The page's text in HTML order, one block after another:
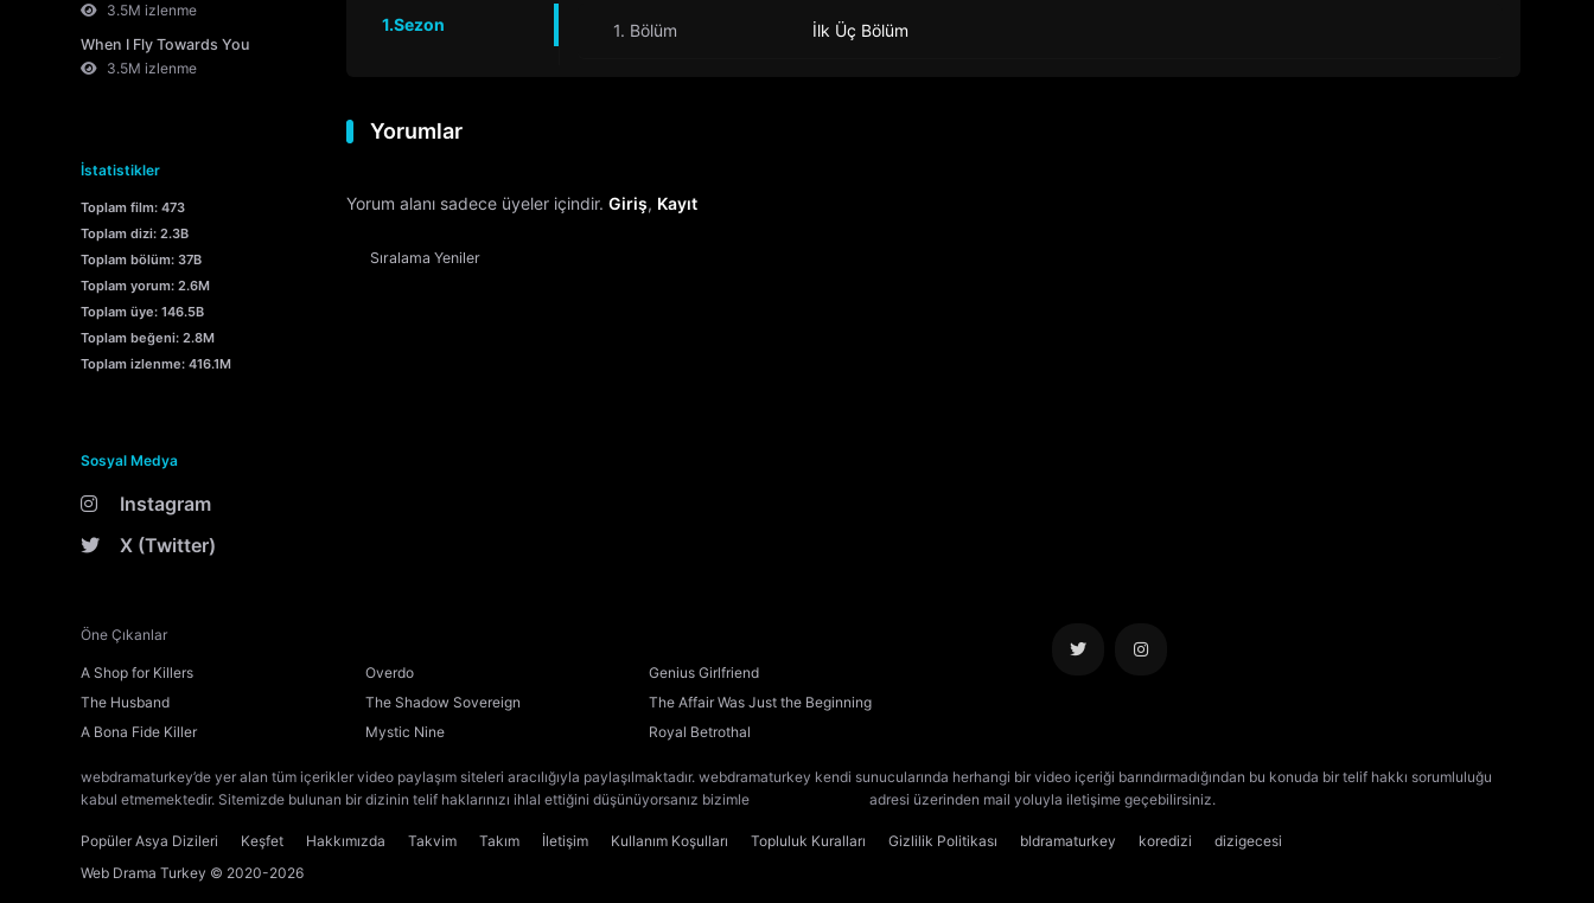
3.5M izlenme
When I Fly Towards You
3.5M izlenme
İstatistikler
Toplam film: 473
Toplam dizi: 2.3B
Toplam bölüm: 37B
Toplam yorum: 2.6M
Toplam üye: 146.5B
Toplam beğeni: 2.8M
Toplam izlenme: 416.1M
Sosyal Medya
Instagram
X (Twitter)
1.Sezon 1. Bölüm İlk Üç Bölüm
Yorumlar
Yorum alanı sadece üyeler içindir. Giriş, Kayıt
Sıralama Yeniler
Öne Çıkanlar
A Shop for Killers Overdo
Genius Girlfriend
The Husband
The Shadow Sovereign
The Affair Was Just the Beginning
A Bona Fide Killer
Mystic Nine Royal Betrothal
webdramaturkey’de yer alan tüm içerikler video paylaşım siteleri aracılığıyla paylaşılmaktadır. webdramaturkey kendi sunucularında herhangi bir video içeriği barındırmadığından bu konuda bir telif hakkı sorumluluğu
kabul etmemektedir. Sitemizde bulunan bir dizinin telif haklarınızı ihlal ettiğini düşünüyorsanız bizimle
adresi üzerinden mail yoluyla iletişime geçebilirsiniz.
Popüler Asya Dizileri Keşfet Hakkımızda Takvim Takım İletişim Kullanım Koşulları Topluluk Kuralları Gizlilik Politikası bldramaturkey koredizi
dizigecesi
Web Drama Turkey © 2020-2026